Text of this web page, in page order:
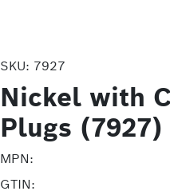
SKU: 7927
Nickel with
Plugs (7927)
MPN:
GTIN: